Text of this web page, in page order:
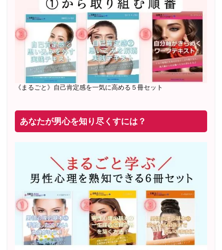
20年8月〜25年3月 少人数制６ヶ月フルサポート 累計
71名 随時満席
2019年6月 恋愛コーチとして活動を開始
《まるごと》自己肯定感を一気に高める５冊セット
あなたが男心を知り尽くすには？